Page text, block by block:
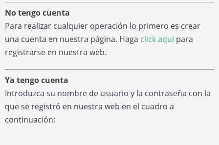
No tengo cuenta
Para realizar cualquier operación lo primero es crear
una cuenta en nuestra página. Haga click aquípara
registrarse en nuestra web.
Ya tengo cuenta
Introduzca su nombre de usuario y la contraseña con la
que se registró en nuestra web en el cuadro a
continuación: